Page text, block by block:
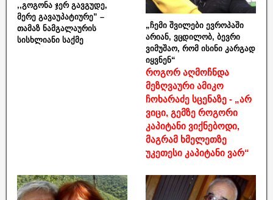
,,გოგონა ჯერ გავგუდე,
მერე გავაუპატიურე” –
თამაზ ნამგალაურის
სისხლიანი საქმე
„ჩემი შვილები ევროპაში
არიან, ვცდილობ, ბევრი
ვიმუშაო, რომ ისინი კარგად
იყვნენ“
როგორ აღმოჩნდა
მეზღვაური ამიკო
ჩოხარაძე სცენაზე - „არ
ვიცი, გემზე როგორი
კაპიტანი ვიქნებოდი,
მაგრამ ხმელეთზე
უკეთესი კაპიტანი ვარ“